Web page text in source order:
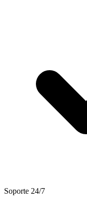
Soporte 24/7